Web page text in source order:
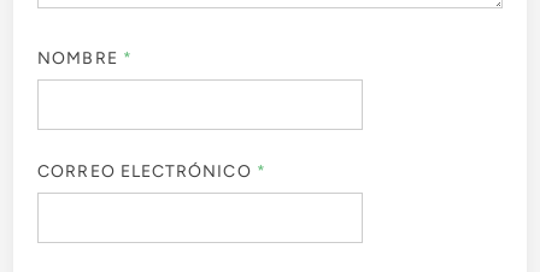
NOMBRE *
CORREO ELECTRÓNICO *